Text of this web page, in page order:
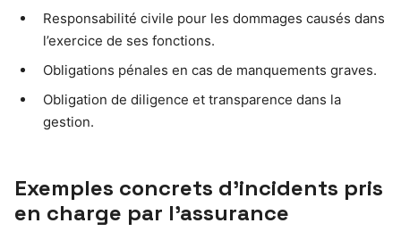
Responsabilité civile pour les dommages causés dans
l’exercice de ses fonctions.
Obligations pénales en cas de manquements graves.
Obligation de diligence et transparence dans la
gestion.
Exemples concrets d’incidents pris
en charge par l’assurance